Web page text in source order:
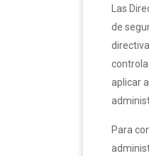
Las
de
aplicar
Para